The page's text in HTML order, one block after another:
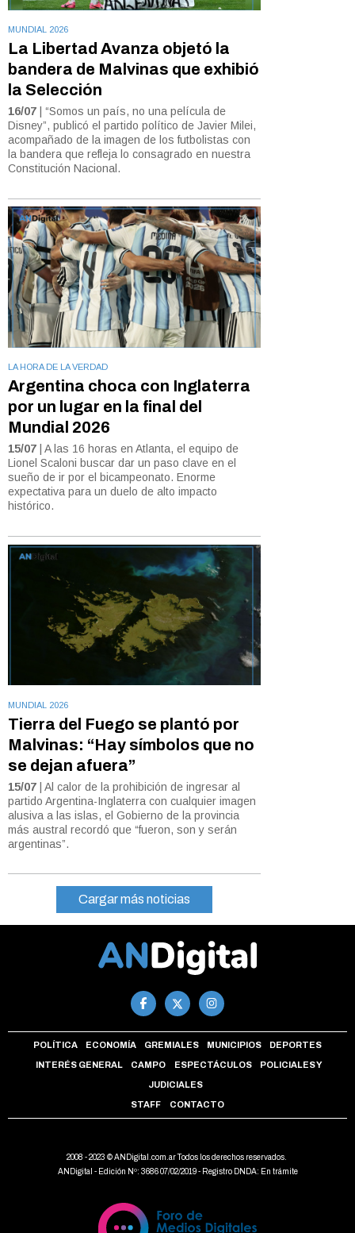
MUNDIAL 2026
La Libertad Avanza objetó la
bandera de Malvinas que exhibió
la Selección
16/07 | “Somos un país, no una película de
Disney”, publicó el partido político de Javier Milei,
acompañado de la imagen de los futbolistas con
la bandera que refleja lo consagrado en nuestra
Constitución Nacional.
LA HORA DE LA VERDAD
Argentina choca con Inglaterra
por un lugar en la final del
Mundial 2026
15/07 | A las 16 horas en Atlanta, el equipo de
Lionel Scaloni buscar dar un paso clave en el
sueño de ir por el bicampeonato. Enorme
expectativa para un duelo de alto impacto
histórico.
MUNDIAL 2026
Tierra del Fuego se plantó por
Malvinas: “Hay símbolos que no
se dejan afuera”
15/07 | Al calor de la prohibición de ingresar al
partido Argentina-Inglaterra con cualquier imagen
alusiva a las islas, el Gobierno de la provincia
más austral recordó que “fueron, son y serán
argentinas”.
Cargar más noticias
POLÍTICA ECONOMÍA GREMIALES MUNICIPIOS DEPORTES
INTERÉS GENERAL CAMPO ESPECTÁCULOS POLICIALES Y
JUDICIALES
STAFF CONTACTO
2008 - 2023 © ANDigital.com.ar Todos los derechos reservados.
ANDigital - Edición Nº: 3686 07/02/2019 - Registro DNDA: En trámite